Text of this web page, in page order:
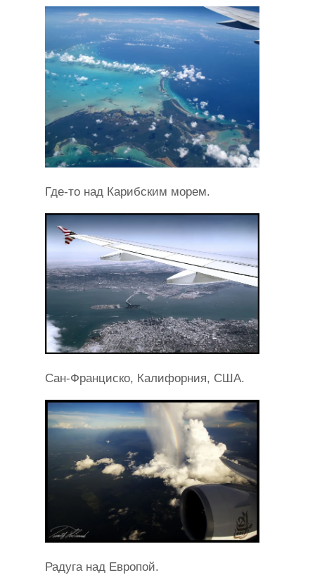
Где-то над Карибским морем.
Сан-Франциско, Калифорния, США.
Радуга над Европой.